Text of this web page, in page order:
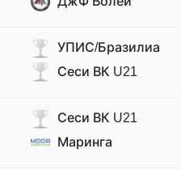
УПИС/Бразилиа
Сеси ВК U21
Сеси ВК U21
Маринга